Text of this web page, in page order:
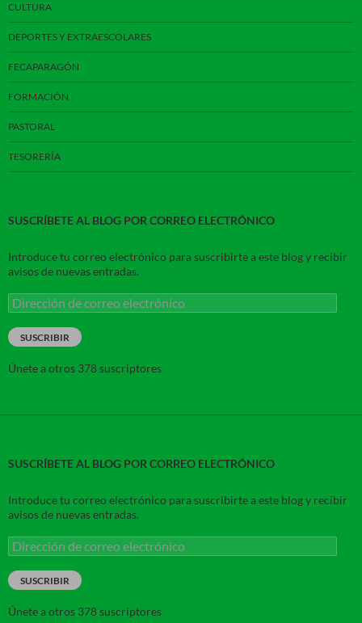
CULTURA
DEPORTES Y EXTRAESCOLARES
FECAPARAGÓN
FORMACIÓN
PASTORAL
TESORERÍA
SUSCRÍBETE AL BLOG POR CORREO ELECTRÓNICO
Introduce tu correo electrónico para suscribirte a este blog y recibir
avisos de nuevas entradas.
Dirección
de
correo
electrónico
SUSCRIBIR
Únete a otros 378 suscriptores
SUSCRÍBETE AL BLOG POR CORREO ELECTRÓNICO
Introduce tu correo electrónico para suscribirte a este blog y recibir
avisos de nuevas entradas.
Dirección
de
correo
electrónico
SUSCRIBIR
Únete a otros 378 suscriptores